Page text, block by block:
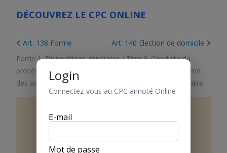
DÉCOUVREZ LE CPC ONLINE
Art. 138 Forme
Art. 140 Election de domicile
Partie 1. Dispositions générales/Titre 9. Conduite du
procès, actes de procédure et délais
Chapitre 2. Forme
des actes de procédure
Section 4. Notification judiciaire
Art.139 Notification par voie
électronique
Login
Connectez-vous au CPC annoté Online
E-mail
Mot de passe